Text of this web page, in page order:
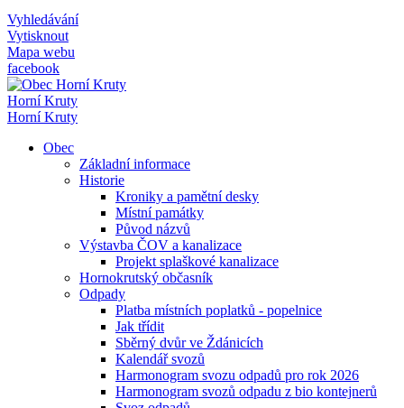
Vyhledávání
Vytisknout
Mapa webu
facebook
Horní Kruty
Horní Kruty
Obec
Základní informace
Historie
Kroniky a pamětní desky
Místní památky
Původ názvů
Výstavba ČOV a kanalizace
Projekt splaškové kanalizace
Hornokrutský občasník
Odpady
Platba místních poplatků - popelnice
Jak třídit
Sběrný dvůr ve Ždánicích
Kalendář svozů
Harmonogram svozu odpadů pro rok 2026
Harmonogram svozů odpadu z bio kontejnerů